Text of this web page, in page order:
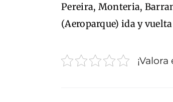
Pereira, Monteria,
(Aeroparque) ida y
¡Valora